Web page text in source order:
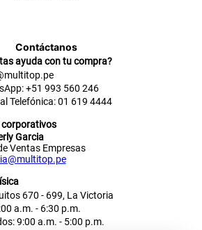
Contáctanos
ayuda con tu compra?
+51 993 560 246
Telefónica: 01 619 4444
corporativos
Garcia
Ventas Empresas
670 - 699, La Victoria
a.m. - 6:30 p.m.
9:00 a.m. - 5:00 p.m.